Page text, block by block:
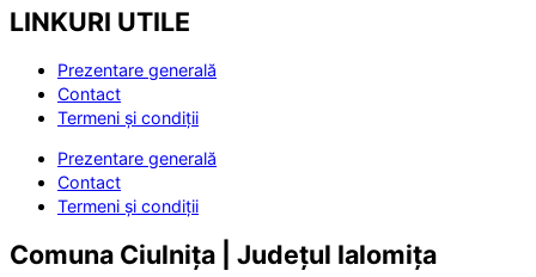
LINKURI UTILE
Prezentare generală
Contact
Termeni și condiții
Prezentare generală
Contact
Termeni și condiții
Comuna Ciulnița | Județul Ialomița